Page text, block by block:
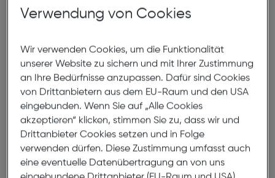
Kein "Oops!" mit HoopsTM!
schützt deine Kameralinsen vor kratzenden Stößen,
quietschenden Kuss der Schlüssel in deiner Tasche.
Die schlanken Optikringe sind mit kratz- und
stoßfestem Glas und einem schwarzen
Aluminiumrahmen ausgestattet, der deine Linsen
nicht nur schützt, sondern auch gut aussieht. Und
wenn du dir Sorgen um Bildverzerrungen machst,
kannst du ganz beruhigt sein: Die HoopsTM
Verwendung von Cookies
Wir verwenden Cookies, um die Funktionalität
unserer Website zu sichern und mit Ihrer Zustimmung
an Ihre Bedürfnisse anzupassen. Dafür sind Cookies
von Drittanbietern aus dem EU-Raum und den USA
eingebunden. Wenn Sie auf „Alle Cookies
akzeptieren“ klicken, stimmen Sie zu, dass wir und
Drittanbieter Cookies setzen und in Folge
verwenden dürfen. Diese Zustimmung umfasst auch
eine eventuelle Datenübertragung an von uns